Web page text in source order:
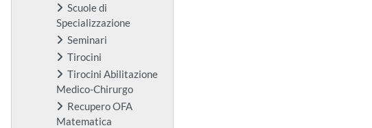
Scuole di
Specializzazione
Seminari
Tirocini
Tirocini Abilitazione
Medico-Chirurgo
Recupero OFA
Matematica